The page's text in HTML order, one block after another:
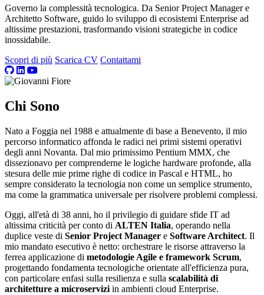
Governo la complessità tecnologica. Da Senior Project Manager e
Architetto Software, guido lo sviluppo di ecosistemi Enterprise ad
altissime prestazioni, trasformando visioni strategiche in codice
inossidabile.
Scopri di più Scarica CV Contattami
Chi Sono
Nato a Foggia nel 1988 e attualmente di base a Benevento, il mio
percorso informatico affonda le radici nei primi sistemi operativi
degli anni Novanta. Dal mio primissimo Pentium MMX, che
dissezionavo per comprenderne le logiche hardware profonde, alla
stesura delle mie prime righe di codice in Pascal e HTML, ho
sempre considerato la tecnologia non come un semplice strumento,
ma come la grammatica universale per risolvere problemi complessi.
Oggi, all'età di 38 anni, ho il privilegio di guidare sfide IT ad
altissima criticità per conto di ALTEN Italia, operando nella
duplice veste di Senior Project Manager e Software Architect. Il
mio mandato esecutivo è netto: orchestrare le risorse attraverso la
ferrea applicazione di metodologie Agile e framework Scrum,
progettando fondamenta tecnologiche orientate all'efficienza pura,
con particolare enfasi sulla resilienza e sulla scalabilità di
architetture a microservizi in ambienti cloud Enterprise.